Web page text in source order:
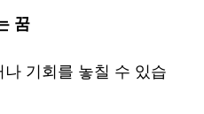
꿈
기회를 놓칠 수 있습